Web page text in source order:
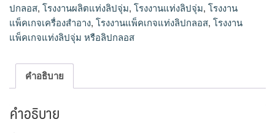
ปกลอส, โรงงานผลิตแท่งลิปจุ่ม, โรงงานแท่งลิปจุ่ม, โรงงาน
แพ็คเกจเครื่องสำอาง, โรงงานแพ็คเกจแท่งลิปกลอส, โรงงาน
แพ็คเกจแท่งลิปจุ่ม หรือลิปกลอส
คำอธิบาย
คำอธิบาย